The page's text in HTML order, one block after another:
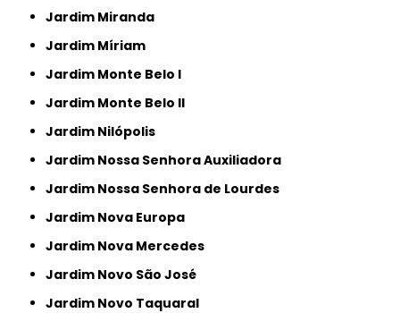
Jardim Miranda
Jardim Míriam
Jardim Monte Belo I
Jardim Monte Belo II
Jardim Nilópolis
Jardim Nossa Senhora Auxiliadora
Jardim Nossa Senhora de Lourdes
Jardim Nova Europa
Jardim Nova Mercedes
Jardim Novo São José
Jardim Novo Taquaral